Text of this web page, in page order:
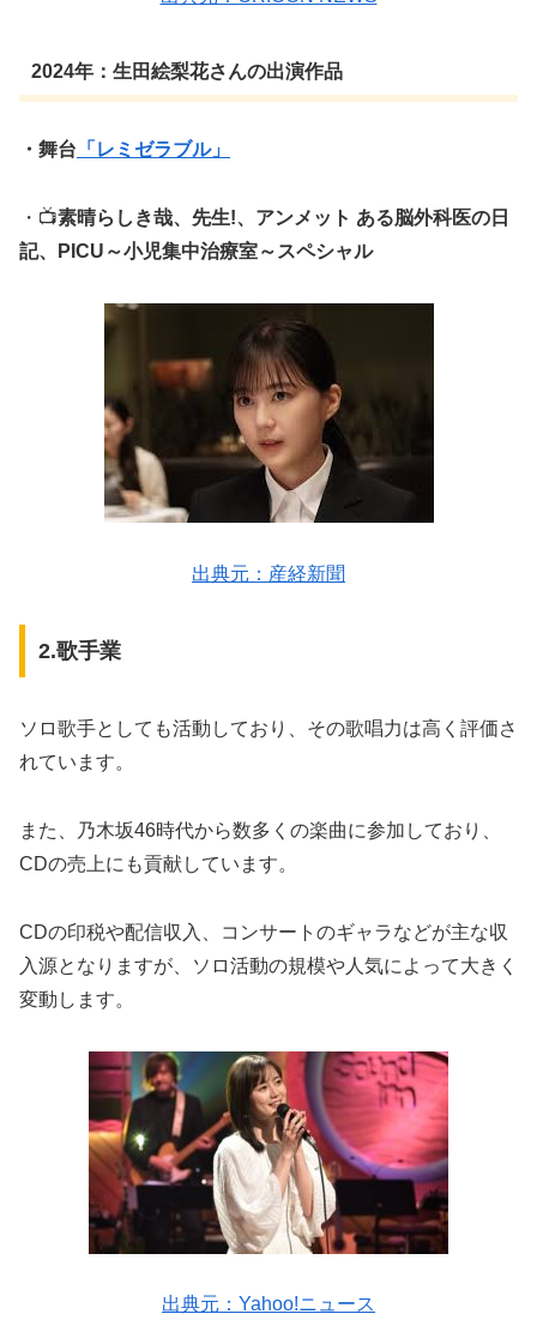
2024年：生田絵梨花さんの出演作品
・舞台 「レミゼラブル」
・📺素晴らしき哉、先生!、アンメット ある脳外科医の日
記、PICU～小児集中治療室～スペシャル
出典元：産経新聞
2.歌手業
ソロ歌手としても活動しており、その歌唱力は高く評価さ
れています。
また、乃木坂46時代から数多くの楽曲に参加しており、
CDの売上にも貢献しています。
CDの印税や配信収入、コンサートのギャラなどが主な収
入源となりますが、ソロ活動の規模や人気によって大きく
変動します。
出典元：Yahoo!ニュース